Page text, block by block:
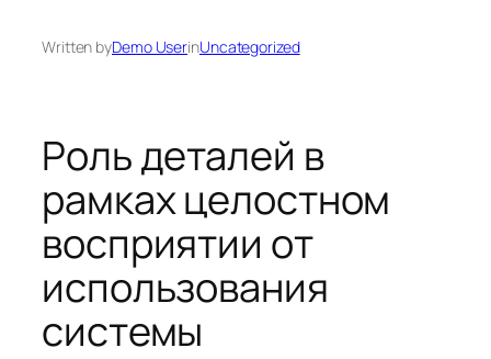
Written byDemo UserinUncategorized
Роль деталей в
рамках целостном
восприятии от
использования
системы